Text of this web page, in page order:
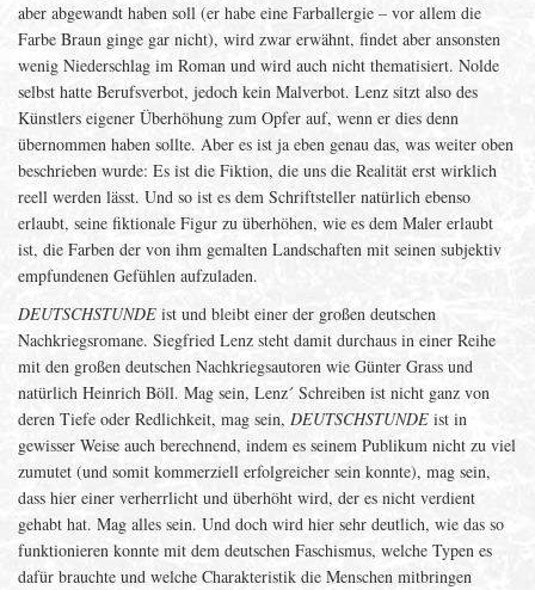
aber abgewandt haben soll (er habe eine Farballergie – vor allem die
Farbe Braun ginge gar nicht), wird zwar erwähnt, findet aber ansonsten
wenig Niederschlag im Roman und wird auch nicht thematisiert. Nolde
selbst hatte Berufsverbot, jedoch kein Malverbot. Lenz sitzt also des
Künstlers eigener Überhöhung zum Opfer auf, wenn er dies denn
übernommen haben sollte. Aber es ist ja eben genau das, was weiter oben
beschrieben wurde: Es ist die Fiktion, die uns die Realität erst wirklich
reell werden lässt. Und so ist es dem Schriftsteller natürlich ebenso
erlaubt, seine fiktionale Figur zu überhöhen, wie es dem Maler erlaubt
ist, die Farben der von ihm gemalten Landschaften mit seinen subjektiv
empfundenen Gefühlen aufzuladen.
DEUTSCHSTUNDE ist und bleibt einer der großen deutschen
Nachkriegsromane. Siegfried Lenz steht damit durchaus in einer Reihe
mit den großen deutschen Nachkriegsautoren wie Günter Grass und
natürlich Heinrich Böll. Mag sein, Lenz´ Schreiben ist nicht ganz von
deren Tiefe oder Redlichkeit, mag sein, DEUTSCHSTUNDE ist in
gewisser Weise auch berechnend, indem es seinem Publikum nicht zu viel
zumutet (und somit kommerziell erfolgreicher sein konnte), mag sein,
dass hier einer verherrlicht und überhöht wird, der es nicht verdient
gehabt hat. Mag alles sein. Und doch wird hier sehr deutlich, wie das so
funktionieren konnte mit dem deutschen Faschismus, welche Typen es
dafür brauchte und welche Charakteristik die Menschen mitbringen